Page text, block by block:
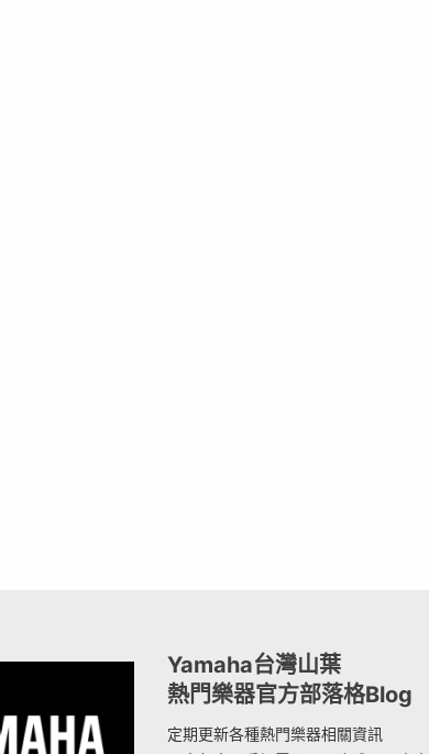
Yamaha台灣山葉
熱門樂器官方部落格Blog
定期更新各種熱門樂器相關資訊